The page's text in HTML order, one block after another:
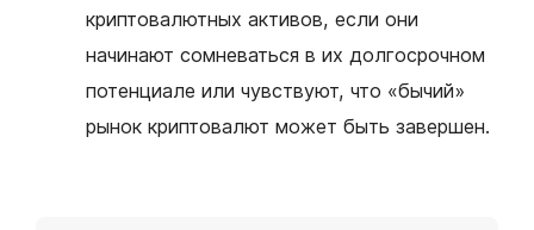
криптовалютных активов, если они
начинают сомневаться в их долгосрочном
потенциале или чувствуют, что «бычий»
рынок криптовалют может быть завершен.